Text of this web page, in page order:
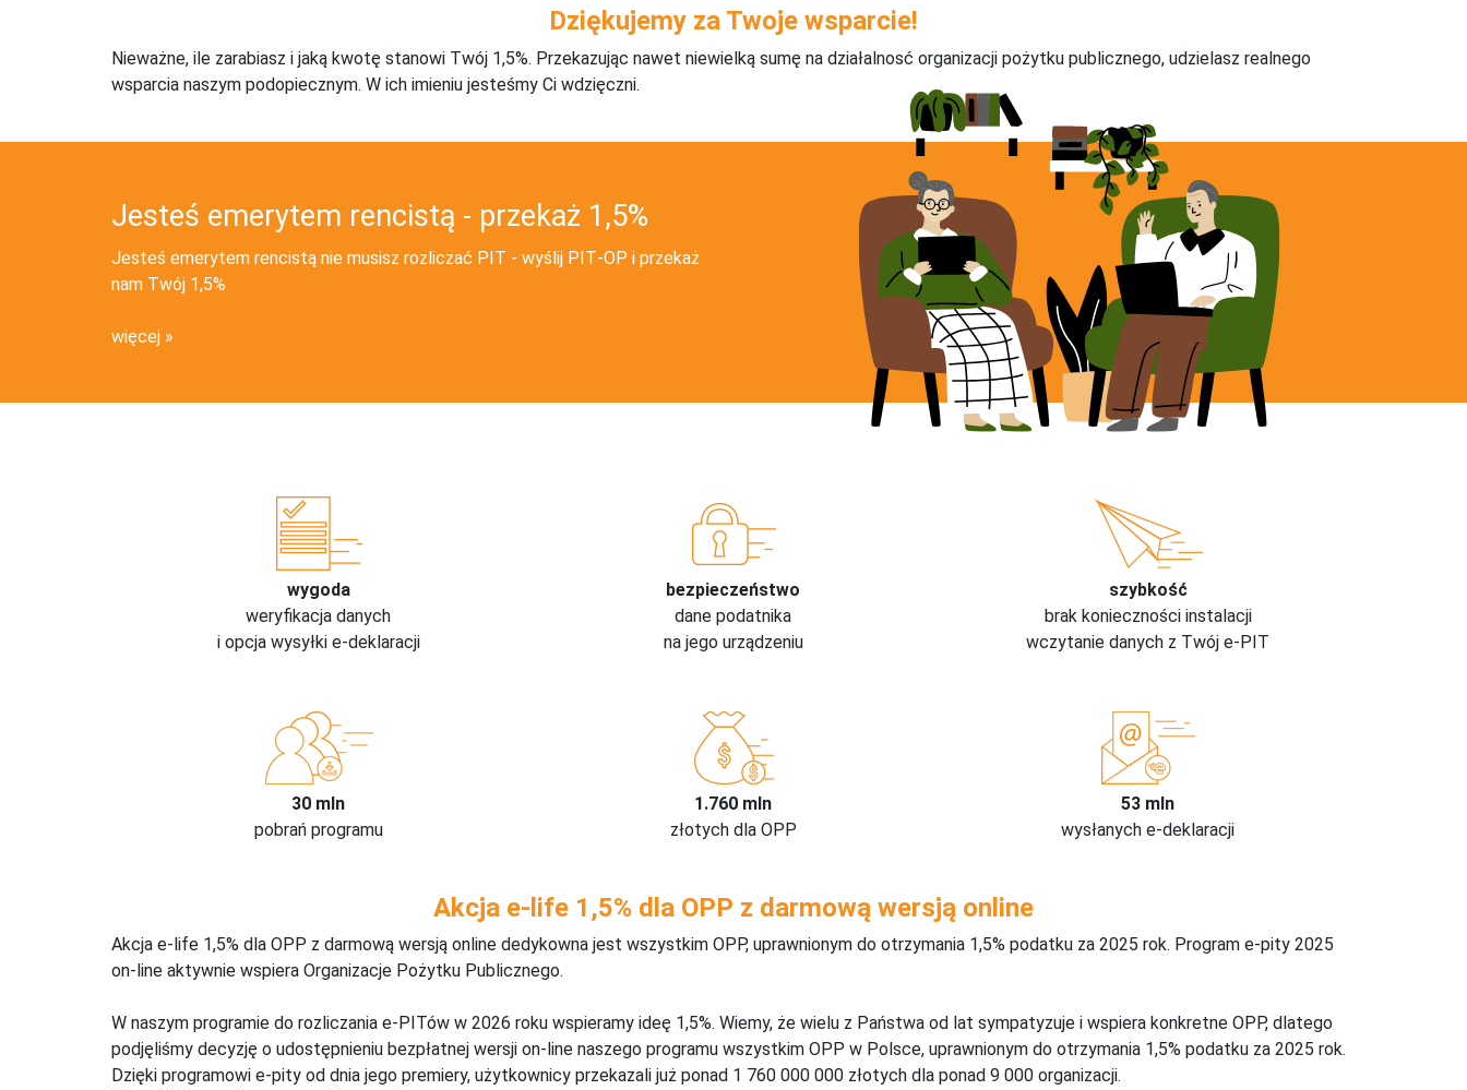
Dziękujemy za Twoje wsparcie!
Nieważne, ile zarabiasz i jaką kwotę stanowi Twój 1,5%. Przekazując nawet niewielką sumę na działalnosć organizacji pożytku publicznego, udzielasz realnego
wsparcia naszym podopiecznym. W ich imieniu jesteśmy Ci wdzięczni.
Jesteś emerytem rencistą - przekaż 1,5%
Jesteś emerytem rencistą nie musisz rozliczać PIT - wyślij PIT‑OP i przekaż
nam Twój 1,5%
więcej
wygoda
weryfikacja danych
i opcja wysyłki e-deklaracji
bezpieczeństwo
dane podatnika
na jego urządzeniu
szybkość
brak konieczności instalacji
wczytanie danych z Twój e-PIT
30 mln
pobrań programu
1.760 mln
złotych dla OPP
53 mln
wysłanych e-deklaracji
Akcja e-life 1,5% dla OPP z darmową wersją online
Akcja e-life 1,5% dla OPP z darmową wersją online dedykowna jest wszystkim OPP, uprawnionym do otrzymania 1,5% podatku za 2025 rok. Program e-pity 2025
on-line aktywnie wspiera Organizacje Pożytku Publicznego.
W naszym programie do rozliczania e-PITów w 2026 roku wspieramy ideę 1,5%. Wiemy, że wielu z Państwa od lat sympatyzuje i wspiera konkretne OPP, dlatego
podjęliśmy decyzję o udostępnieniu bezpłatnej wersji on-line naszego programu wszystkim OPP w Polsce, uprawnionym do otrzymania 1,5% podatku za 2025 rok.
Dzięki programowi e-pity od dnia jego premiery, użytkownicy przekazali już ponad 1 760 000 000 złotych dla ponad 9 000 organizacji.